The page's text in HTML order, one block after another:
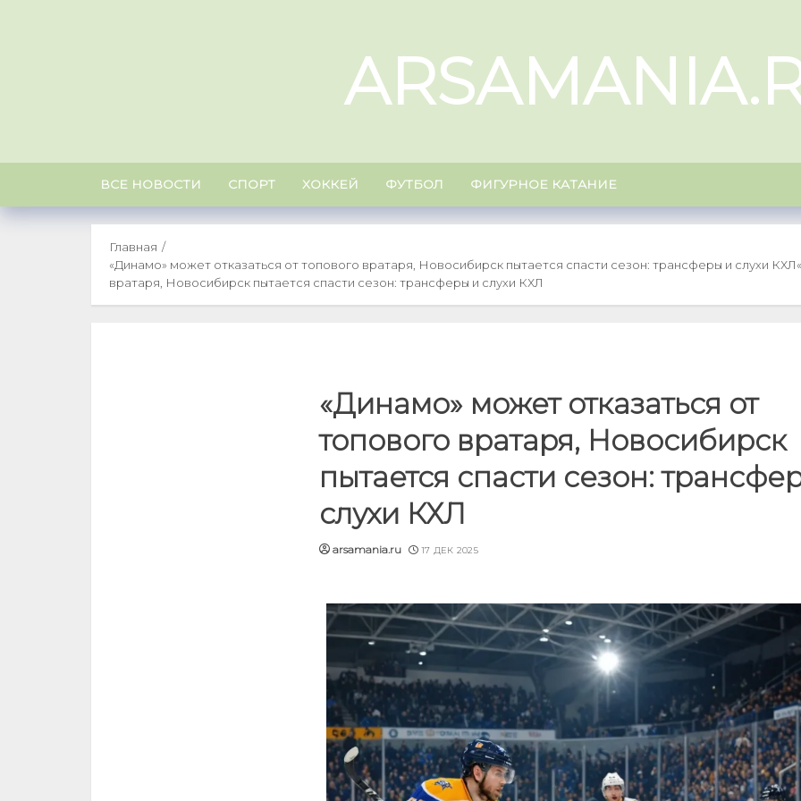
ВСЕ НОВОСТИ СПОРТ ХОККЕЙ ФУТБОЛ ФИГУРНОЕ КАТАНИЕ
Главная
«Динамо» может отказаться от топового вратаря, Новосибирск пытается спасти сезон: трансферы и слухи КХЛ
вратаря, Новосибирск пытается спасти сезон: трансферы и слухи КХЛ
«Динамо» может отказаться от
топового вратаря, Новосибирск
пытается спасти сезон:
слухи КХЛ
arsamania.ru 17 ДЕК 2025